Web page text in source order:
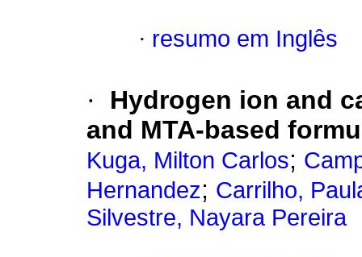
· resumo em Inglês
·
Hydrogen ion and
and MTA-based
Kuga, Milton Carlos;
Hernandez; Carrilho,
Silvestre, Nayara Pereira